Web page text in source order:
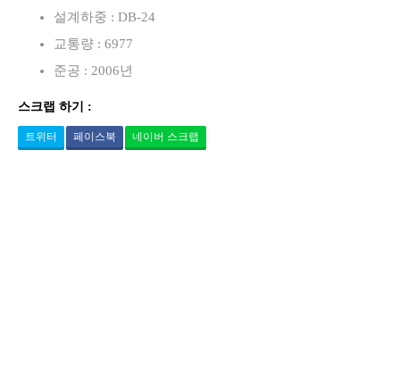
설계하중 : DB-24
교통량 : 6977
준공 : 2006년
스크랩 하기 :
트위터 페이스북 네이버 스크랩